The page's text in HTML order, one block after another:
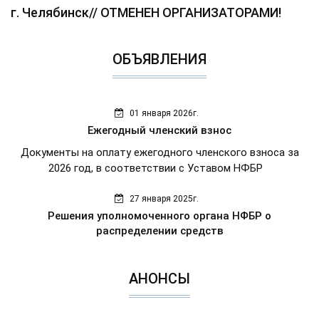
г. Челябинск// ОТМЕНЕН ОРГАНИЗАТОРАМИ!
ОБЪЯВЛЕНИЯ
01 января 2026г.
Ежегодный членский взнос
Документы на оплату ежегодного членского взноса за
2026 год, в соответствии с Уставом НФБР
27 января 2025г.
Решения уполномоченного органа НФБР о
распределении средств
АНОНСЫ